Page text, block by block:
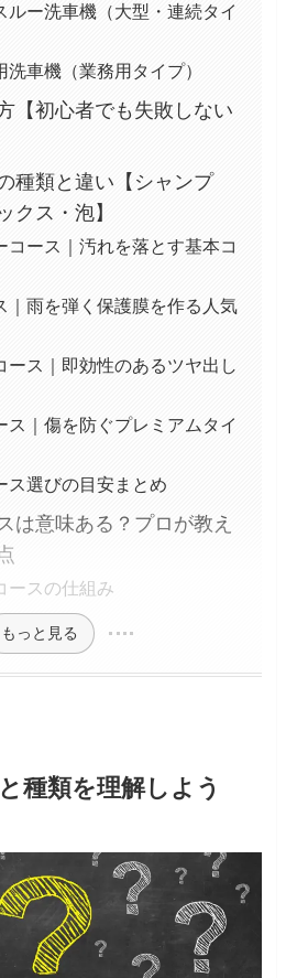
ルー洗車機（大型・連続タイ
洗車機（業務用タイプ）
【初心者でも失敗しない
種類と違い【シャンプ
クス・泡】
コース｜汚れを落とす基本コ
｜雨を弾く保護膜を作る人気
ース｜即効性のあるツヤ出し
ス｜傷を防ぐプレミアムタイ
ス選びの目安まとめ
は意味ある？プロが教え
ースの仕組み
もっと見る
種類を理解しよう